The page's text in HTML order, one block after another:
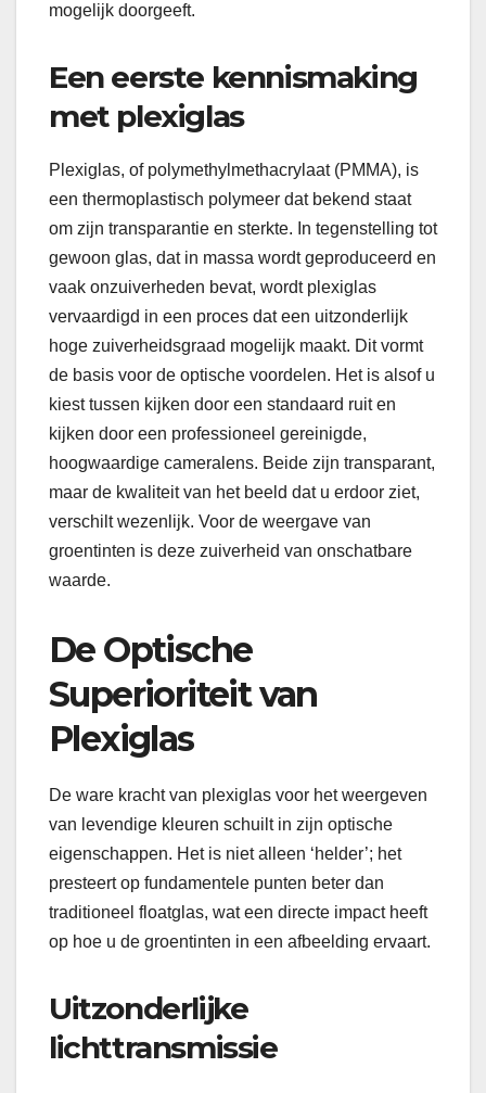
mogelijk doorgeeft.
Een eerste kennismaking
met plexiglas
Plexiglas, of polymethylmethacrylaat (PMMA), is
een thermoplastisch polymeer dat bekend staat
om zijn transparantie en sterkte. In tegenstelling tot
gewoon glas, dat in massa wordt geproduceerd en
vaak onzuiverheden bevat, wordt plexiglas
vervaardigd in een proces dat een uitzonderlijk
hoge zuiverheidsgraad mogelijk maakt. Dit vormt
de basis voor de optische voordelen. Het is alsof u
kiest tussen kijken door een standaard ruit en
kijken door een professioneel gereinigde,
hoogwaardige cameralens. Beide zijn transparant,
maar de kwaliteit van het beeld dat u erdoor ziet,
verschilt wezenlijk. Voor de weergave van
groentinten is deze zuiverheid van onschatbare
waarde.
De Optische
Superioriteit van
Plexiglas
De ware kracht van plexiglas voor het weergeven
van levendige kleuren schuilt in zijn optische
eigenschappen. Het is niet alleen ‘helder’; het
presteert op fundamentele punten beter dan
traditioneel floatglas, wat een directe impact heeft
op hoe u de groentinten in een afbeelding ervaart.
Uitzonderlijke
lichttransmissie